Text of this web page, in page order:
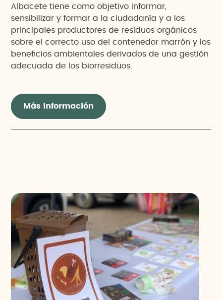
Albacete tiene como objetivo informar,
sensibilizar y formar a la ciudadanía y a los
principales productores de residuos orgánicos
sobre el correcto uso del contenedor marrón y los
beneficios ambientales derivados de una gestión
adecuada de los biorresiduos.
Más información